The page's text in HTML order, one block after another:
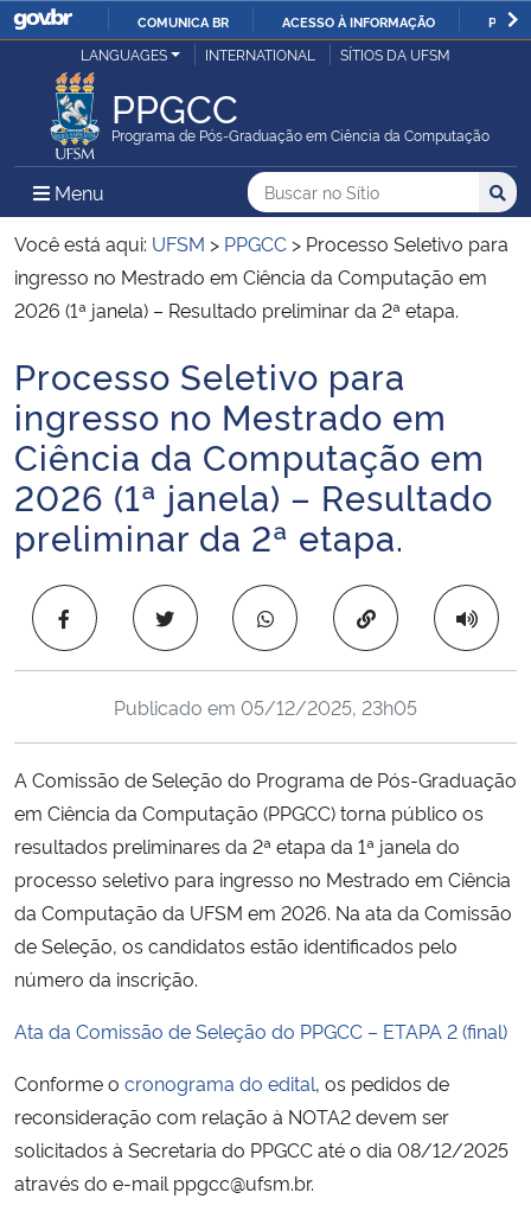
IR
COMUNICA BR ACESSO À INFORMAÇÃO
Ministério da Justiça e Segurança Pública
Ministério da Defesa
Ministério das Relações Exteriores
Ministério da Economia
Ministério da Infraestrutura
Ministério da Agricultura, Pecuária e Abastecimento
Ministério da Educação
Ministério da Cidadania
Ministério da Saúde
Ministério de Minas e Energia
Ministério da Ciência, Tecnologia, Inovações e Comunicações
Ministério do Meio Ambiente
Ministério do Turismo
Ministério do Desenvolvimento Regional
Controladoria-Geral da União
Secretaria-Geral
Secretaria de Governo
LANGUAGES INTERNATIONAL SÍTIOS DA UFSM
PPGCC
Programa de Pós-Graduação em Ciência da Computação
Menu Menu Principal do Sítio
Busca
Buscar no no Sítio
Busca:
Você está aqui: UFSM > PPGCC > Processo Seletivo para
ingresso no Mestrado em Ciência da Computação em
2026 (1ª janela) – Resultado preliminar da 2ª etapa.
Início do conteúdo
Processo Seletivo para
ingresso no Mestrado em
Ciência da Computação em
2026 (1ª janela) – Resultado
preliminar da 2ª etapa.
Copiar para área
Publicado em 05/12/2025, 23h05
A Comissão de Seleção do Programa de Pós-Graduação
em Ciência da Computação (PPGCC) torna público os
resultados preliminares da 2ª etapa da 1ª janela do
processo seletivo para ingresso no Mestrado em Ciência
da Computação da UFSM em 2026. Na ata da Comissão
de Seleção, os candidatos estão identificados pelo
número da inscrição.
Ata da Comissão de Seleção do PPGCC – ETAPA 2 (final)
Conforme o cronograma do edital, os pedidos de
reconsideração com relação à NOTA2 devem ser
solicitados à Secretaria do PPGCC até o dia 08/12/2025
através do e-mail ppgcc@ufsm.br.